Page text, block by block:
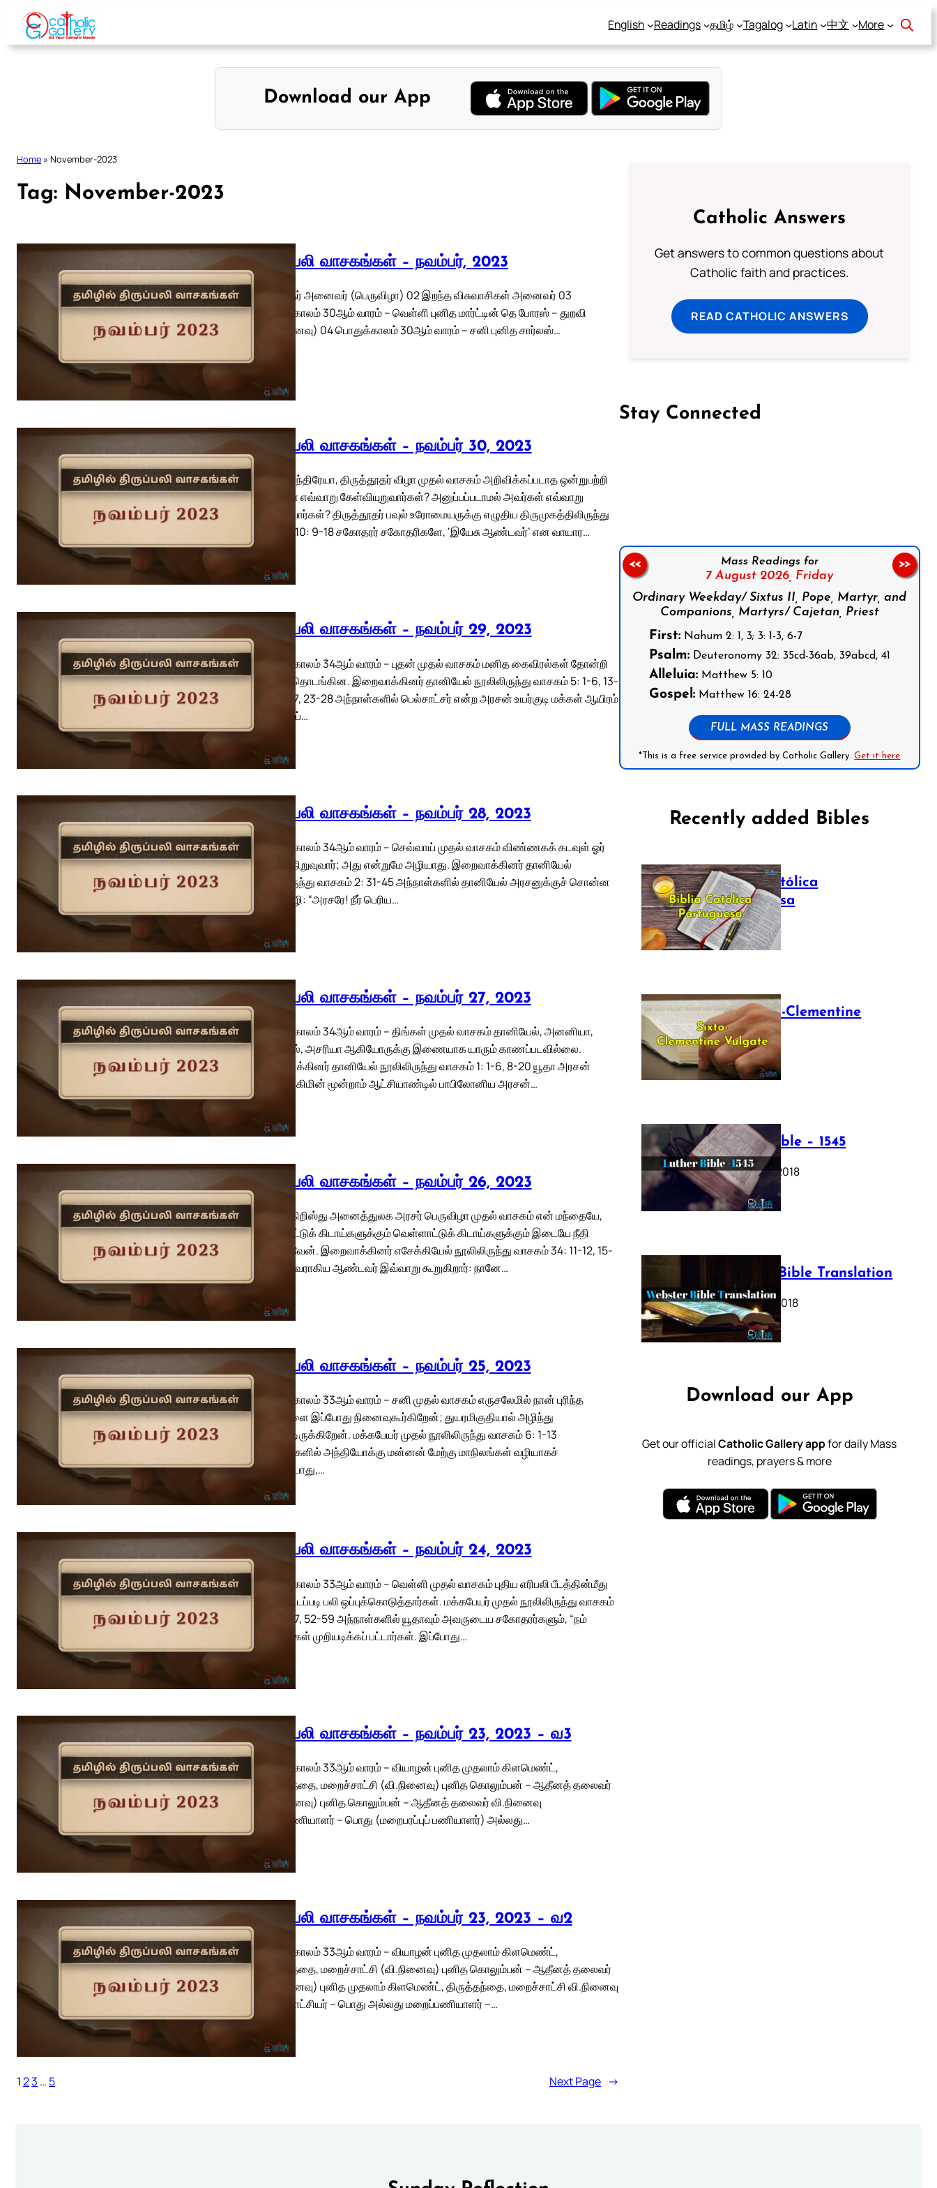
Skip
content
English Readings தமிழ் Tagalog Latin 中文 More
Download our App
Home » November-2023
Tag: November-2023
திருப்பலி வாசகங்கள் – நவம்பர், 2023
01 புனிதர் அனைவர் (பெருவிழா) 02 இறந்த விசுவாசிகள் அனைவர் 03
பொதுக்காலம் 30ஆம் வாரம் – வெள்ளி புனித மார்ட்டின் தெ போரஸ் – துறவி
(வி.நினைவு) 04 பொதுக்காலம் 30ஆம் வாரம் – சனி புனித சார்லஸ்…
திருப்பலி வாசகங்கள் – நவம்பர் 30, 2023
புனித அந்திரேயா, திருத்தூதர் விழா முதல் வாசகம் அறிவிக்கப்படாத ஒன்றுபற்றி
அவர்கள் எவ்வாறு கேள்வியுறுவார்கள்? அனுப்பப்படாமல் அவர்கள் எவ்வாறு
அறிவிப்பார்கள்? திருத்தூதர் பவுல் உரோமையருக்கு எழுதிய திருமுகத்திலிருந்து
வாசகம் 10: 9-18 சகோதரர் சகோதரிகளே, ‘இயேசு ஆண்டவர்’ என வாயார…
திருப்பலி வாசகங்கள் – நவம்பர் 29, 2023
பொதுக்காலம் 34ஆம் வாரம் – புதன் முதல் வாசகம் மனித கைவிரல்கள் தோன்றி
எழுதத் தொடங்கின. இறைவாக்கினர் தானியேல் நூலிலிருந்து வாசகம் 5: 1-6, 13-
14, 16-17, 23-28 அந்நாள்களில் பெல்சாட்சர் என்ற அரசன் உயர்குடி மக்கள் ஆயிரம்
பேருக்குப்…
திருப்பலி வாசகங்கள் – நவம்பர் 28, 2023
பொதுக்காலம் 34ஆம் வாரம் – செவ்வாய் முதல் வாசகம் விண்ணகக் கடவுள் ஓர்
அரசை நிறுவுவார்; அது என்றுமே அழியாது. இறைவாக்கினர் தானியேல்
நூலிலிருந்து வாசகம் 2: 31-45 அந்நாள்களில் தானியேல் அரசனுக்குச் சொன்ன
மறுமொழி: “அரசரே! நீர் பெரிய…
திருப்பலி வாசகங்கள் – நவம்பர் 27, 2023
பொதுக்காலம் 34ஆம் வாரம் – திங்கள் முதல் வாசகம் தானியேல், அனனியா,
மிசாவேல், அசரியா ஆகியோருக்கு இணையாக யாரும் காணப்படவில்லை.
இறைவாக்கினர் தானியேல் நூலிலிருந்து வாசகம் 1: 1-6, 8-20 யூதா அரசன்
யோயாக்கிமின் மூன்றாம் ஆட்சியாண்டில் பாபிலோனிய அரசன்…
திருப்பலி வாசகங்கள் – நவம்பர் 26, 2023
இயேசு கிறிஸ்து அனைத்துலக அரசர் பெருவிழா முதல் வாசகம் என் மந்தையே,
நான் ஆட்டுக் கிடாய்களுக்கும் வெள்ளாட்டுக் கிடாய்களுக்கும் இடையே நீதி
வழங்குவேன். இறைவாக்கினர் எசேக்கியேல் நூலிலிருந்து வாசகம் 34: 11-12, 15-
17 தலைவராகிய ஆண்டவர் இவ்வாறு கூறுகிறார்: நானே…
திருப்பலி வாசகங்கள் – நவம்பர் 25, 2023
பொதுக்காலம் 33ஆம் வாரம் – சனி முதல் வாசகம் எருசலேமில் நான் புரிந்த
தீமைகளை இப்போது நினைவுகூர்கிறேன்; துயரமிகுதியால் அழிந்து
கொண்டிருக்கிறேன். மக்கபேயர் முதல் நூலிலிருந்து வாசகம் 6: 1-13
அந்நாள்களில் அந்தியோக்கு மன்னன் மேற்கு மாநிலங்கள் வழியாகச்
சென்றபோது,…
திருப்பலி வாசகங்கள் – நவம்பர் 24, 2023
பொதுக்காலம் 33ஆம் வாரம் – வெள்ளி முதல் வாசகம் புதிய எரிபலி பீடத்தின்மீது
திருச்சட்டப்படி பலி ஒப்புக்கொடுத்தார்கள். மக்கபேயர் முதல் நூலிலிருந்து வாசகம்
4: 36-37, 52-59 அந்நாள்களில் யூதாவும் அவருடைய சகோதரர்களும், “நம்
பகைவர்கள் முறியடிக்கப் பட்டார்கள். இப்போது…
திருப்பலி வாசகங்கள் – நவம்பர் 23, 2023 – வ3
பொதுக்காலம் 33ஆம் வாரம் – வியாழன் புனித முதலாம் கிளமெண்ட்,
திருத்தந்தை, மறைச்சாட்சி (வி.நினைவு) புனித கொலும்பன் – ஆதீனத் தலைவர்
(வி.நினைவு) புனித கொலும்பன் – ஆதீனத் தலைவர் வி.நினைவு
மறைப்பணியாளர் – பொது (மறைபரப்புப் பணியாளர்) அல்லது…
திருப்பலி வாசகங்கள் – நவம்பர் 23, 2023 – வ2
பொதுக்காலம் 33ஆம் வாரம் – வியாழன் புனித முதலாம் கிளமெண்ட்,
திருத்தந்தை, மறைச்சாட்சி (வி.நினைவு) புனித கொலும்பன் – ஆதீனத் தலைவர்
(வி.நினைவு) புனித முதலாம் கிளமெண்ட், திருத்தந்தை, மறைச்சாட்சி வி.நினைவு
மறைச்சாட்சியர் – பொது அல்லது மறைப்பணியாளர் –…
123 … 5 Next Page →
Catholic Answers
Get answers to common questions about
Catholic faith and practices.
READ CATHOLIC ANSWERS
Stay Connected
Mass Readings for
7 August 2026, Friday
Ordinary Weekday/ Sixtus II, Pope, Martyr, and
Companions, Martyrs/ Cajetan, Priest
First:Nahum 2: 1, 3; 3: 1-3, 6-7
Psalm:Deuteronomy 32: 35cd-36ab, 39abcd, 41
Alleluia:Matthew 5: 10
Gospel:Matthew 16: 24-28
FULL MASS READINGS
*This is a free service provided by Catholic Gallery.Get it here
<< >>
Recently added Bibles
Bíblia Católica
Portuguesa
July 16, 2025
The Sixto-Clementine
Vulgate
July 12, 2025
Luther Bible – 1545
October 17, 2018
Webster Bible Translation
October 11, 2018
Download our App
Get our officialCatholic Gallery appfor daily Mass
readings, prayers & more